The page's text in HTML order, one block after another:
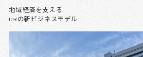
地域経済を支える
URの新ビジネスモデル